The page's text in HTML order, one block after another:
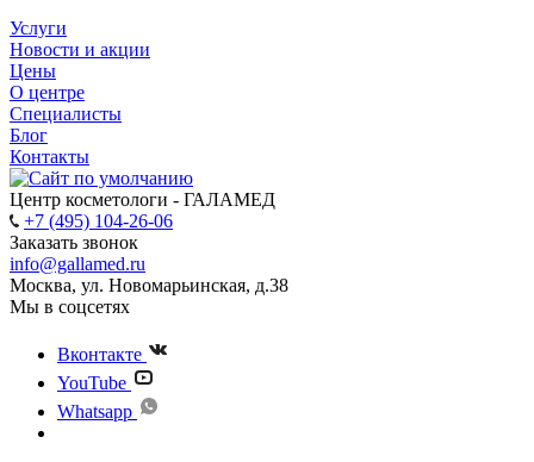
Услуги
Новости и акции
Цены
О центре
Специалисты
Блог
Контакты
Центр косметологи - ГАЛАМЕД
+7 (495) 104-26-06
Заказать звонок
info@gallamed.ru
Москва, ул. Новомарьинская, д.38
Мы в соцсетях
Вконтакте
YouTube
Whatsapp